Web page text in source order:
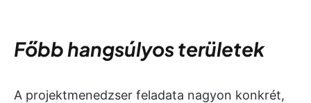
Főbb hangsúlyos területek
A projektmenedzser feladata nagyon konkrét,